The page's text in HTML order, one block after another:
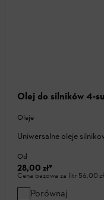
Olej do silników 4-
Oleje
Uniwersalne oleje
Od
28,00 zł*
Cena bazowa za litr56,00 zł
Porównaj